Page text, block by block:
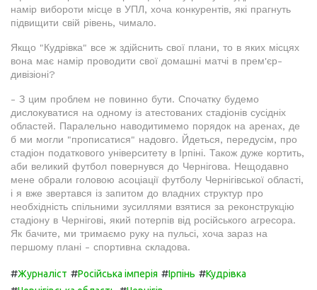
намір вибороти місце в УПЛ, хоча конкурентів, які прагнуть
підвищити свій рівень, чимало.
Якщо "Кудрівка" все ж здійснить свої плани, то в яких місцях
вона має намір проводити свої домашні матчі в прем'єр-
дивізіоні?
- З цим проблем не повинно бути. Спочатку будемо
дислокуватися на одному із атестованих стадіонів сусідніх
областей. Паралельно наводитимемо порядок на аренах, де
б ми могли "прописатися" надовго. Йдеться, передусім, про
стадіон податкового університету в Ірпіні. Також дуже кортить,
аби великий футбол повернувся до Чернігова. Нещодавно
мене обрали головою асоціації футболу Чернігівської області,
і я вже звертався із запитом до владних структур про
необхідність спільними зусиллями взятися за реконструкцію
стадіону в Чернігові, який потерпів від російського агресора.
Як бачите, ми тримаємо руку на пульсі, хоча зараз на
першому плані - спортивна складова.
#Журналіст #Російська імперія #Ірпінь #Кудрівка